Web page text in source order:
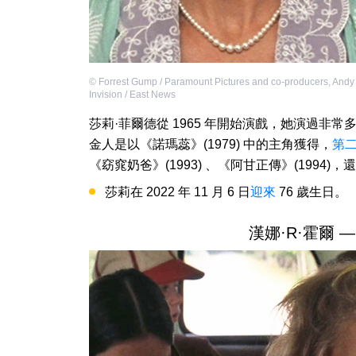
© Forrest Gump / Paramount Pictures and co-producers,
Invision / East News
莎莉·菲爾德從 1965 年開始演戲，她演過非常
金人是以《諾瑪蕊》(1979) 中的主角獲得， 第
《窈窕奶爸》(1993) 、《阿甘正傳》(1994)，
莎莉在 2022 年 11 月 6 日 迎來 76 歲生日。
漢娜·R·霍爾